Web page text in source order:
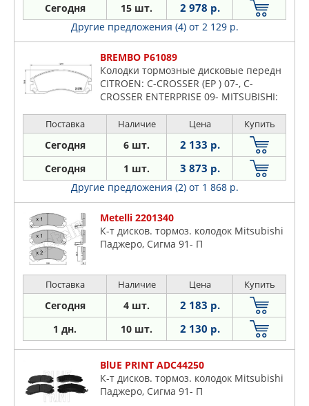
Сегодня 15 шт. 2 978 р.
Другие предложения (4) от 2 129 р.
BREMBO P61089
Колодки тормозные дисковые передн
CITROEN: C-CROSSER (EP ) 07-, C-
CROSSER ENTERPRISE 09- MITSUBISHI:
II (CW W) 06-, SPACE WAGON (N5 W)
Поставка Наличие Цена Купить
Сегодня 6 шт. 2 133 р.
Сегодня 1 шт. 3 873 р.
Другие предложения (2) от 1 868 р.
Metelli 2201340
К-т дисков. тормоз. колодок Mitsubishi
Паджеро, Сигма 91- П
Поставка Наличие Цена Купить
Сегодня 4 шт. 2 183 р.
1 дн. 10 шт. 2 130 р.
BlUE PRINT ADC44250
К-т дисков. тормоз. колодок Mitsubishi
Паджеро, Сигма 91- П